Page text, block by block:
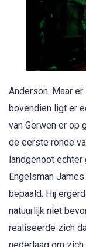
Anderson. Maar
bovendien ligt er
van Gerwen er op
de eerste ronde
landgenoot
Engelsman
bepaald. Hij
natuurlijk niet
realiseerde zich